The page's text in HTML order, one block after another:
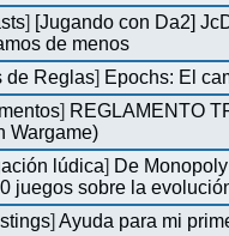
] [Jugando con Da2]
de menos
de Reglas] Epochs: El
] REGLAMENTO
Wargame)
lúdica] De
juegos sobre la
]Ayuda para mi